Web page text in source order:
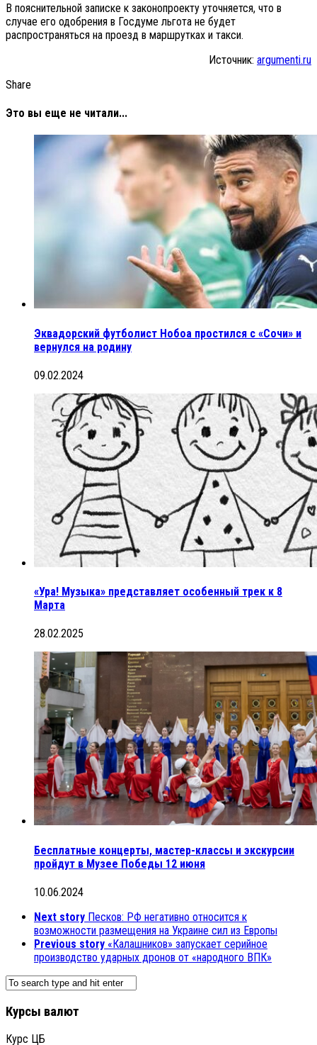
В пояснительной записке к законопроекту уточняется, что в
случае его одобрения в Госдуме льгота не будет
распространяться на проезд в маршрутках и такси.
Источник: argumenti.ru
Share
Это вы еще не читали...
Эквадорский футболист Нобоа простился с «Сочи» и
вернулся на родину
09.02.2024
«Ура! Музыка» представляет особенный трек к 8
Марта
28.02.2025
Бесплатные концерты, мастер-классы и экскурсии
пройдут в Музее Победы 12 июня
10.06.2024
Next story Песков: РФ негативно относится к
возможности размещения на Украине сил из Европы
Previous story «Калашников» запускает серийное
производство ударных дронов от «народного ВПК»
Курсы валют
Курс ЦБ